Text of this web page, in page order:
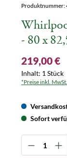
Produktnummer:
- 80 x
219,00 €
Inhalt: 1 Stück
*Preise inkl.
Sofort
Produkt